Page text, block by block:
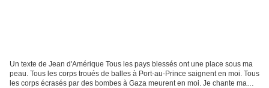
Un texte de Jean d'Amérique Tous les pays blessés ont une place sous ma
peau. Tous les corps troués de balles à Port-au-Prince saignent en moi. Tous
les corps écrasés par des bombes à Gaza meurent en moi. Je chante ma